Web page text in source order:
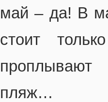
май – да! В
стоит
пляж…